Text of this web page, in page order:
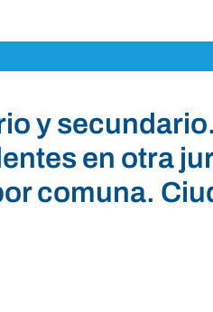
y
en otra
comuna.